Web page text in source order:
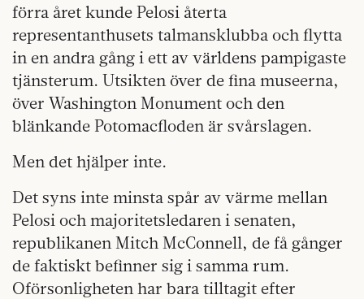
förra året kunde Pelosi återta
representanthusets talmansklubba och flytta
in en andra gång i ett av världens pampigaste
tjänsterum. Utsikten över de fina museerna,
över Washington Monument och den
blänkande Potomacfloden är svårslagen.
Men det hjälper inte.
Det syns inte minsta spår av värme mellan
Pelosi och majoritetsledaren i senaten,
republikanen Mitch McConnell, de få gånger
de faktiskt befinner sig i samma rum.
Oförsonligheten har bara tilltagit efter